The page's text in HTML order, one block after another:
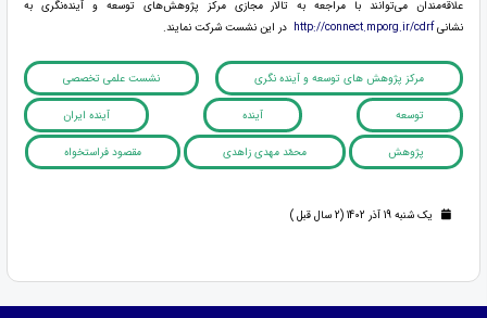
علاقه‌مندان می‌توانند با مراجعه به تالار مجازی مرکز پژوهش‌های توسعه و آینده‌نگری به
نشانی http://connect.mporg.ir/cdrf در این نشست شرکت نمایند.
مرکز پژوهش های توسعه و آینده نگری نشست علمی تخصصی
توسعه آینده آینده ایران
پژوهش محمّد مهدی زاهدی مقصود فراستخواه
یک شنبه 19 آذر 1402 (2 سال قبل )